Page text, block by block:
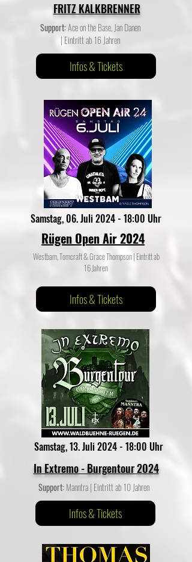
FRITZ KALKBRENNER
Support:Ace on the Base, Jan Danen
| Eintritt ab 16 Jahren
Infos & Tickets
Samstag, 06. Juli 2024 - 18:00 Uhr
Rügen Open Air 2024
Westbam, Tomcraft & Grace Thompson | Eintritt ab
16 Jahren
Infos & Tickets
Samstag, 13. Juli 2024 - 18:00 Uhr
In Extremo - Burgentour 2024
Support:Manntra | Eintritt ab 10 Jahren
Infos & Tickets